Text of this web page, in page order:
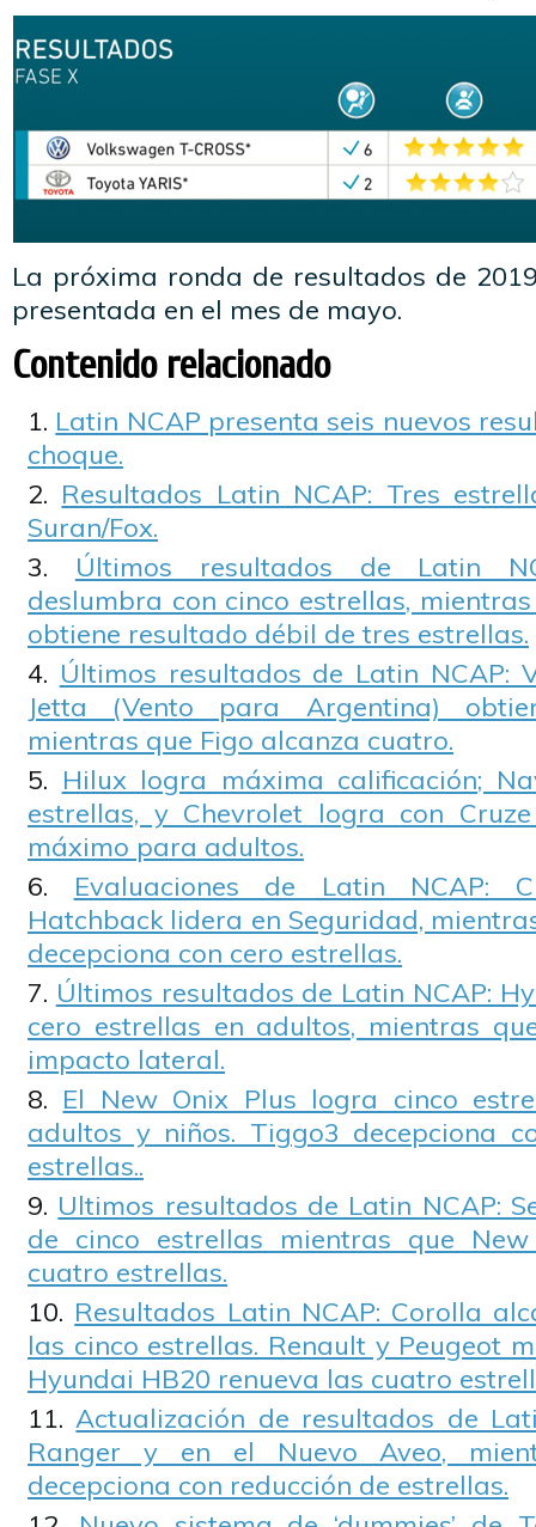
La próxima ronda de resultados de
presentada en el mes de mayo.
Contenido relacionado
Latin NCAP presenta seis nuevos
choque.
Resultados Latin NCAP: Tres
Suran/Fox.
Últimos resultados de Latin
deslumbra con cinco estrellas,
obtiene resultado débil de tres estrellas.
Últimos resultados de Latin NCAP:
Jetta (Vento para Argentina)
mientras que Figo alcanza cuatro.
Hilux logra máxima calificación;
estrellas, y Chevrolet logra con
máximo para adultos.
Evaluaciones de Latin NCAP:
Hatchback lidera en Seguridad,
decepciona con cero estrellas.
Últimos resultados de Latin NCAP:
cero estrellas en adultos, mientras
impacto lateral.
El New Onix Plus logra cinco
adultos y niños. Tiggo3 decepciona
estrellas..
Ultimos resultados de Latin NCAP:
de cinco estrellas mientras que
cuatro estrellas.
Resultados Latin NCAP: Corolla
las cinco estrellas. Renault y Peugeot
Hyundai HB20 renueva las cuatro
Actualización de resultados de
Ranger y en el Nuevo Aveo,
decepciona con reducción de estrellas.